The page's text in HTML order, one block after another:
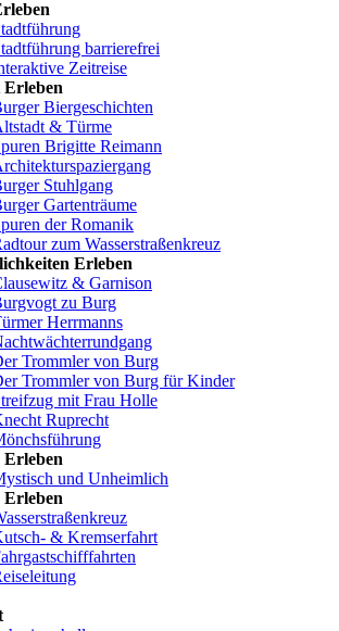
barrierefrei
Zeitreise
Biergeschichten
& Türme
Brigitte Reimann
Stuhlgang
Gartenträume
der Romanik
zum Wasserstraßenkreuz
Erleben
& Garnison
zu Burg
Herrmanns
Trommler von Burg
Trommler von Burg für Kinder
mit Frau Holle
Ruprecht
Erleben
und Unheimlich
Erleben
& Kremserfahrt